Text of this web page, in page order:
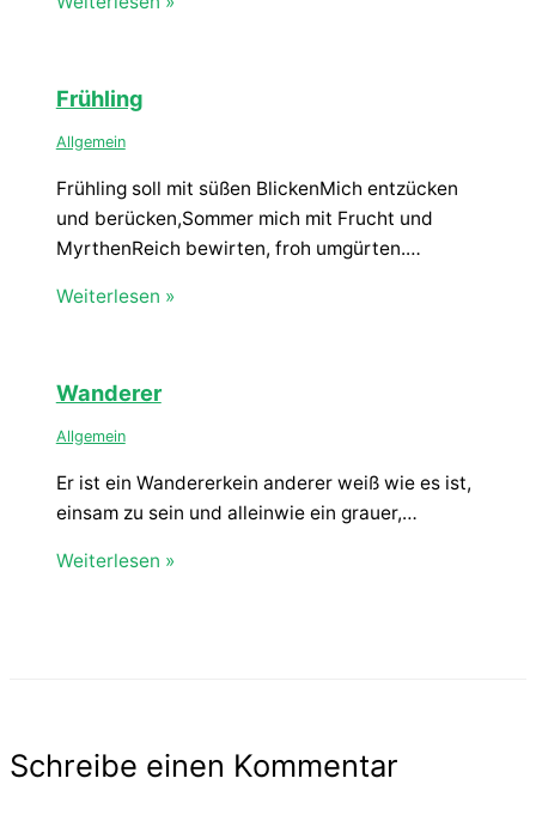
Frühling
Allgemein
Frühling soll mit süßen BlickenMich entzücken
und berücken,Sommer mich mit Frucht und
MyrthenReich bewirten, froh umgürten.…
Weiterlesen »
Wanderer
Allgemein
Er ist ein Wandererkein anderer weiß wie es ist,
einsam zu sein und alleinwie ein grauer,…
Weiterlesen »
Schreibe einen Kommentar